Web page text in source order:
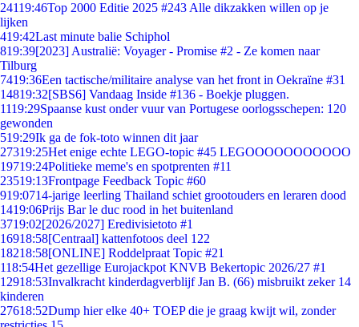
24119:46Top 2000 Editie 2025 #243 Alle dikzakken willen op je
lijken
419:42Last minute balie Schiphol
819:39[2023] Australië: Voyager - Promise #2 - Ze komen naar
Tilburg
7419:36Een tactische/militaire analyse van het front in Oekraïne #31
14819:32[SBS6] Vandaag Inside #136 - Boekje pluggen.
1119:29Spaanse kust onder vuur van Portugese oorlogsschepen: 120
gewonden
519:29Ik ga de fok-toto winnen dit jaar
27319:25Het enige echte LEGO-topic #45 LEGOOOOOOOOOOO
19719:24Politieke meme's en spotprenten #11
23519:13Frontpage Feedback Topic #60
919:0714-jarige leerling Thailand schiet grootouders en leraren dood
1419:06Prijs Bar le duc rood in het buitenland
3719:02[2026/2027] Eredivisietoto #1
16918:58[Centraal] kattenfotoos deel 122
18218:58[ONLINE] Roddelpraat Topic #21
118:54Het gezellige Eurojackpot KNVB Bekertopic 2026/27 #1
12918:53Invalkracht kinderdagverblijf Jan B. (66) misbruikt zeker 14
kinderen
27618:52Dump hier elke 40+ TOEP die je graag kwijt wil, zonder